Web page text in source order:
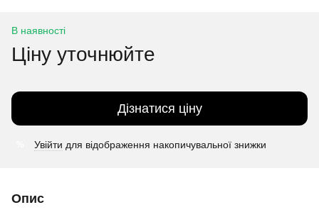
В наявності
Ціну уточнюйте
Дізнатися ціну
Увійти для відображення накопичувальної знижки
Опис